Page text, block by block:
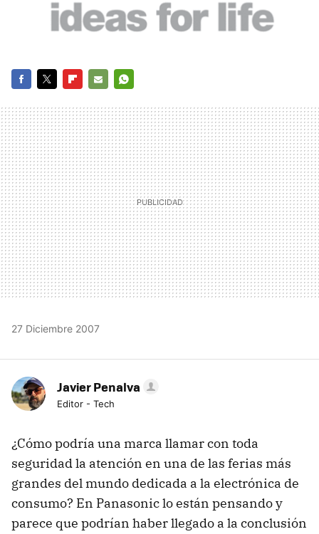
MAIL
27 Diciembre 2007
Javier Penalva
Editor - Tech
¿Cómo podría una marca llamar con toda
seguridad la atención en una de las ferias más
grandes del mundo dedicada a la electrónica de
consumo? En Panasonic lo están pensando y
parece que podrían haber llegado a la conclusión